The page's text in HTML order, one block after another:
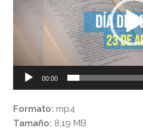
00:00
Formato: mp4
Tamaño: 8,19 MB